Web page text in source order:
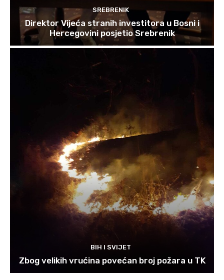
SREBRENIK
Direktor Vijeća stranih investitora u Bosni i
Hercegovini posjetio Srebrenik
BIH I SVIJET
Zbog velikih vrućina povećan broj požara u TK